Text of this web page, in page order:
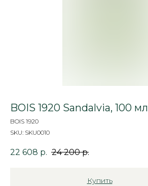
BOIS 1920 Sandalvia, 100 мл
BOIS 1920
SKU: SKU0010
22 608 р. 24 200 р.
Купить